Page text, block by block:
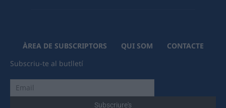
ÀREA DE SUBSCRIPTORS QUI SOM
CONTACTE
Subscriu-te al butlletí